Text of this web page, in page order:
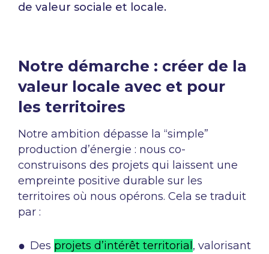
de valeur sociale et locale.
Notre démarche : créer de la
valeur locale avec et pour
les territoires
Notre ambition dépasse la “simple”
production d’énergie : nous co-
construisons des projets qui laissent une
empreinte positive durable sur les
territoires où nous opérons. Cela se traduit
par :
Des projets d’intérêt territorial , valorisant